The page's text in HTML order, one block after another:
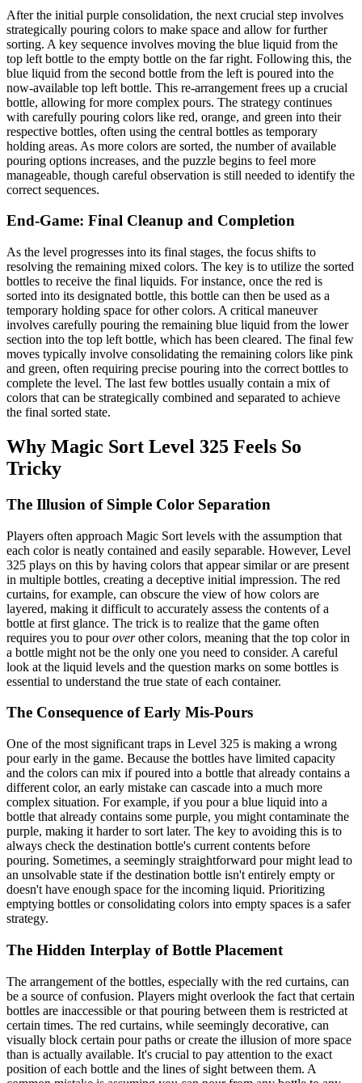
After the initial purple consolidation, the next crucial step involves
strategically pouring colors to make space and allow for further
sorting. A key sequence involves moving the blue liquid from the
top left bottle to the empty bottle on the far right. Following this, the
blue liquid from the second bottle from the left is poured into the
now-available top left bottle. This re-arrangement frees up a crucial
bottle, allowing for more complex pours. The strategy continues
with carefully pouring colors like red, orange, and green into their
respective bottles, often using the central bottles as temporary
holding areas. As more colors are sorted, the number of available
pouring options increases, and the puzzle begins to feel more
manageable, though careful observation is still needed to identify the
correct sequences.
End-Game: Final Cleanup and Completion
As the level progresses into its final stages, the focus shifts to
resolving the remaining mixed colors. The key is to utilize the sorted
bottles to receive the final liquids. For instance, once the red is
sorted into its designated bottle, this bottle can then be used as a
temporary holding space for other colors. A critical maneuver
involves carefully pouring the remaining blue liquid from the lower
section into the top left bottle, which has been cleared. The final few
moves typically involve consolidating the remaining colors like pink
and green, often requiring precise pouring into the correct bottles to
complete the level. The last few bottles usually contain a mix of
colors that can be strategically combined and separated to achieve
the final sorted state.
Why Magic Sort Level 325 Feels So
Tricky
The Illusion of Simple Color Separation
Players often approach Magic Sort levels with the assumption that
each color is neatly contained and easily separable. However, Level
325 plays on this by having colors that appear similar or are present
in multiple bottles, creating a deceptive initial impression. The red
curtains, for example, can obscure the view of how colors are
layered, making it difficult to accurately assess the contents of a
bottle at first glance. The trick is to realize that the game often
requires you to pouroverother colors, meaning that the top color in
a bottle might not be the only one you need to consider. A careful
look at the liquid levels and the question marks on some bottles is
essential to understand the true state of each container.
The Consequence of Early Mis-Pours
One of the most significant traps in Level 325 is making a wrong
pour early in the game. Because the bottles have limited capacity
and the colors can mix if poured into a bottle that already contains a
different color, an early mistake can cascade into a much more
complex situation. For example, if you pour a blue liquid into a
bottle that already contains some purple, you might contaminate the
purple, making it harder to sort later. The key to avoiding this is to
always check the destination bottle's current contents before
pouring. Sometimes, a seemingly straightforward pour might lead to
an unsolvable state if the destination bottle isn't entirely empty or
doesn't have enough space for the incoming liquid. Prioritizing
emptying bottles or consolidating colors into empty spaces is a safer
strategy.
The Hidden Interplay of Bottle Placement
The arrangement of the bottles, especially with the red curtains, can
be a source of confusion. Players might overlook the fact that certain
bottles are inaccessible or that pouring between them is restricted at
certain times. The red curtains, while seemingly decorative, can
visually block certain pour paths or create the illusion of more space
than is actually available. It's crucial to pay attention to the exact
position of each bottle and the lines of sight between them. A